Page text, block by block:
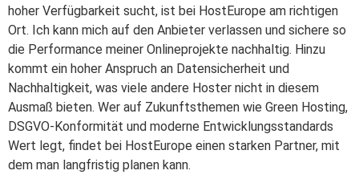
hoher Verfügbarkeit sucht, ist bei HostEurope am richtigen
Ort. Ich kann mich auf den Anbieter verlassen und sichere so
die Performance meiner Onlineprojekte nachhaltig. Hinzu
kommt ein hoher Anspruch an Datensicherheit und
Nachhaltigkeit, was viele andere Hoster nicht in diesem
Ausmaß bieten. Wer auf Zukunftsthemen wie Green Hosting,
DSGVO-Konformität und moderne Entwicklungsstandards
Wert legt, findet bei HostEurope einen starken Partner, mit
dem man langfristig planen kann.